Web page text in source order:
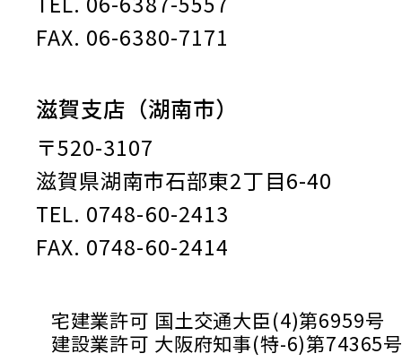
FAX. 06-6380-7171
滋賀支店（湖南市）
〒520-3107
滋賀県湖南市石部東2丁目6-40
TEL. 0748-60-2413
FAX. 0748-60-2414
宅建業許可 国土交通大臣(4)第6959号
建設業許可 大阪府知事(特-6)第74365